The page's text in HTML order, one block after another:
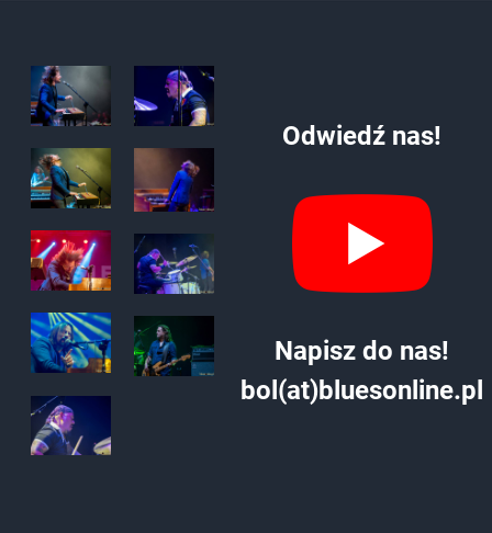
Odwiedź nas!
Napisz do nas!
bol(at)bluesonline.pl